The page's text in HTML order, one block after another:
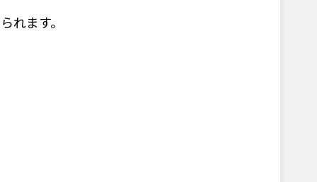
れます。